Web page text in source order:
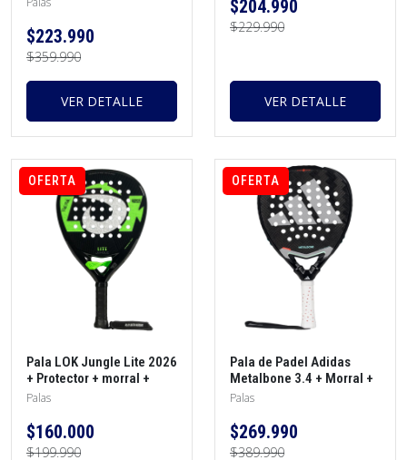
$223.990
$359.990
VER DETALLE
$204.990
$229.990
VER DETALLE
OFERTA
Pala LOK Jungle Lite 2026
+ Protector + morral +
overgrip
Palas
$160.000
$199.990
OFERTA
Pala de Padel Adidas
Metalbone 3.4 + Morral +
Protector + Grip
Palas
$269.990
$389.990